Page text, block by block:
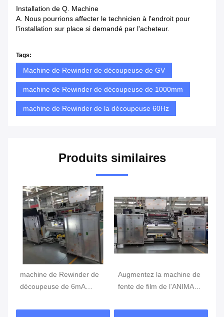
Installation de Q. Machine
A. Nous pourrions affecter le technicien à l'endroit pour
l'installation sur place si demandé par l'acheteur.
Tags:
Machine de Rewinder de découpeuse de GV
machine de Rewinder de découpeuse de 1000mm
machine de Rewinder de la découpeuse 60Hz
Produits similaires
machine de Rewinder de
découpeuse de 6mA
machine de rebobinage de
Augmentez la machine de
fente de film de l'ANIMAL
rouleau